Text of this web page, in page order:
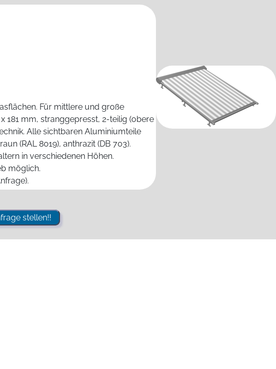
Für mittlere und große
181 mm, stranggepresst, 2-teilig (obere
Alle sichtbaren Aluminiumteile
(RAL 8019), anthrazit (DB 703).
in verschiedenen Höhen.
möglich.
stellen!!